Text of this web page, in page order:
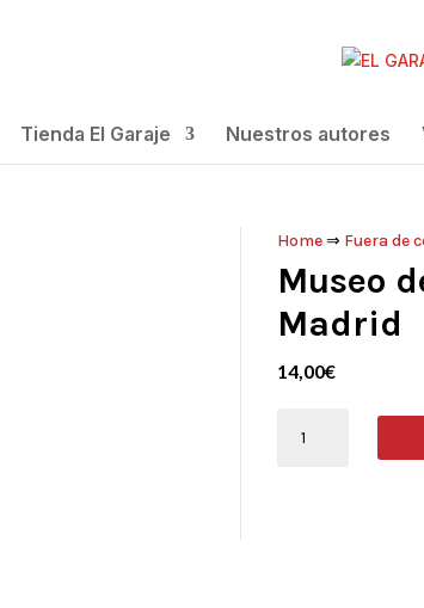
Tienda El Garaje Nuestros autores
Home⇒ Fuera de
Museo
Madrid
14,00€